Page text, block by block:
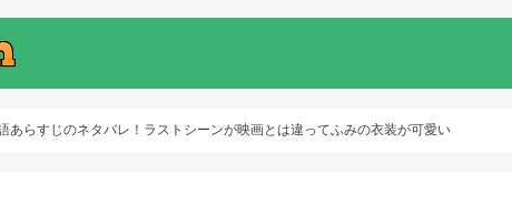
あらすじのネタバレ！ラストシーンが映画とは違ってふみの衣装が可愛い